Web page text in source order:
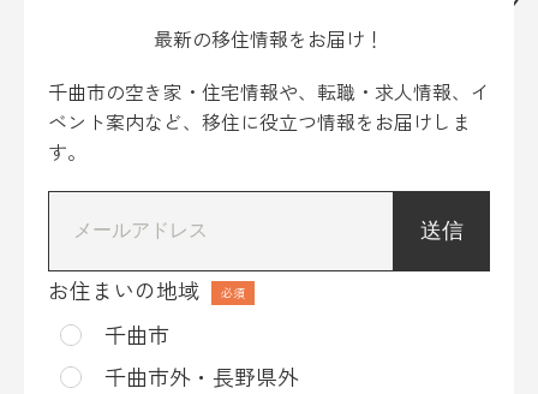
最新の移住情報をお届け！
千曲市の空き家・住宅情報や、転職・求人情報、イ
ベント案内など、移住に役立つ情報をお届けしま
す。
お住まいの地域
千曲市
千曲市外・長野県外